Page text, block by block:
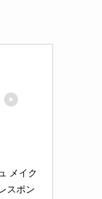
メイク
スポン